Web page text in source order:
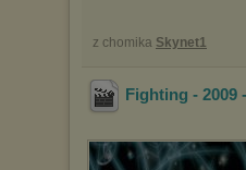
z chomika Skynet1
Fighting - 2009